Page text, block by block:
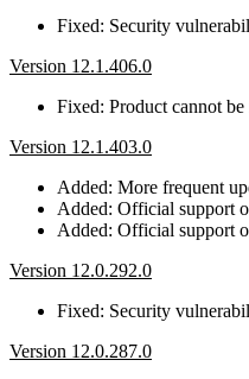
Fixed: Security
Version 12.1.406.0
Fixed: Product cannot
Version 12.1.403.0
Added: More frequent
Added: Official support
Added: Official support
Version 12.0.292.0
Fixed: Security
Version 12.0.287.0